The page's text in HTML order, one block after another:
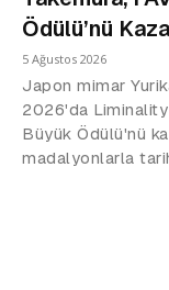
Ödülü’nü
5 Ağustos 2026
Japon mimar
2026'da
Büyük Ödülü'nü
madalyonlarla